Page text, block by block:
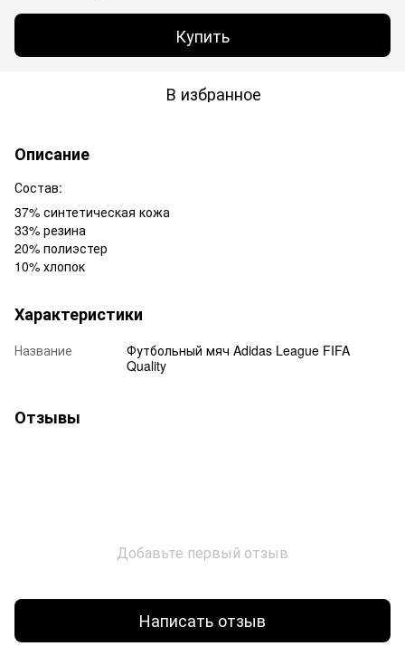
Купить
В избранное
Описание
Состав:
37% синтетическая кожа
33% резина
20% полиэстер
10% хлопок
Характеристики
Название
Футбольный мяч Adidas League FIFA
Quality
Отзывы
Добавьте первый отзыв
Написать отзыв